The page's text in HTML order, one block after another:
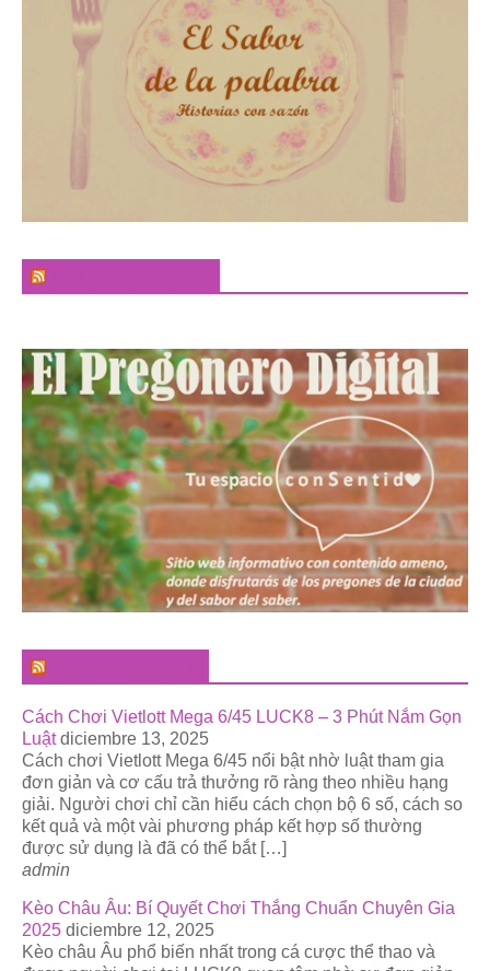
Cách Chơi Vietlott Mega 6/45 LUCK8 – 3 Phút Nắm Gọn
Luật diciembre 13, 2025
Cách chơi Vietlott Mega 6/45 nổi bật nhờ luật tham gia
đơn giản và cơ cấu trả thưởng rõ ràng theo nhiều hạng
giải. Người chơi chỉ cần hiểu cách chọn bộ 6 số, cách so
kết quả và một vài phương pháp kết hợp số thường
được sử dụng là đã có thể bắt […]
admin
Kèo Châu Âu: Bí Quyết Chơi Thắng Chuẩn Chuyên Gia
2025 diciembre 12, 2025
Kèo châu Âu phổ biến nhất trong cá cược thể thao và